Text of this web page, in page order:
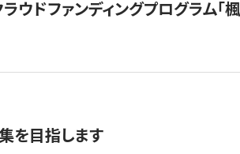
ドファンディングプログラム「
を目指します